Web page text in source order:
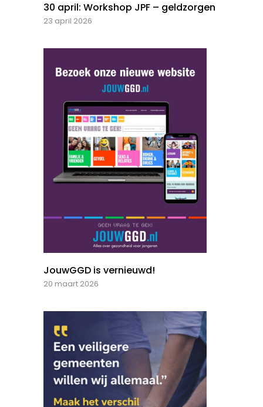
30 april: Workshop JPF – geldzorgen
23 april 2026
JouwGGD is vernieuwd!
20 maart 2026